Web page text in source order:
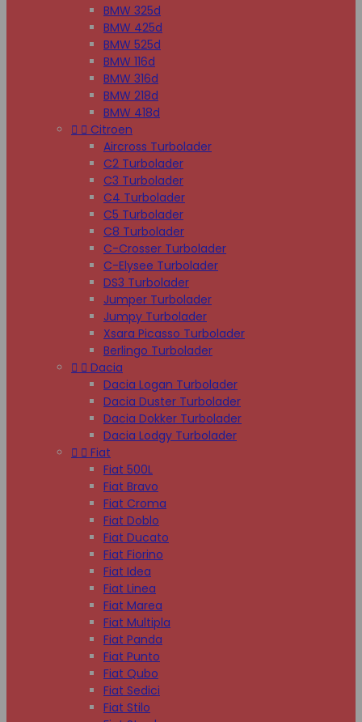
BMW 325d
BMW 425d
BMW 525d
BMW 116d
BMW 316d
BMW 218d
BMW 418d
  Citroen
Aircross Turbolader
C2 Turbolader
C3 Turbolader
C4 Turbolader
C5 Turbolader
C8 Turbolader
C-Crosser Turbolader
C-Elysee Turbolader
DS3 Turbolader
Jumper Turbolader
Jumpy Turbolader
Xsara Picasso Turbolader
Berlingo Turbolader
  Dacia
Dacia Logan Turbolader
Dacia Duster Turbolader
Dacia Dokker Turbolader
Dacia Lodgy Turbolader
  Fiat
Fiat 500L
Fiat Bravo
Fiat Croma
Fiat Doblo
Fiat Ducato
Fiat Fiorino
Fiat Idea
Fiat Linea
Fiat Marea
Fiat Multipla
Fiat Panda
Fiat Punto
Fiat Qubo
Fiat Sedici
Fiat Stilo